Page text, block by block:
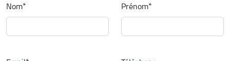
Nom* Prénom*